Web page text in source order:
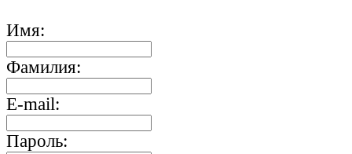
Имя:
Фамилия:
E-mail:
Пароль: